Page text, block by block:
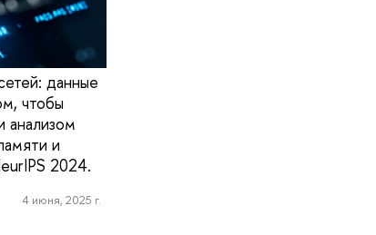
данные
чтобы
анализом
и
2024.
4 июня, 2025 г.